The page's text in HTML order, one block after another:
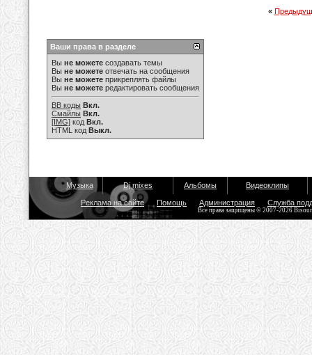
«
Ваши права в разделе
Вы не можете создавать темы
Вы не можете отвечать на сообщения
Вы не можете прикреплять файлы
Вы не можете редактировать сообщения
BB коды Вкл.
Смайлы Вкл.
[IMG] код Вкл.
HTML код Выкл.
Музыка Dj mixes Альбомы Видеоклипы
Реклама на сайте Помощь Администрация Служба
Все права защищены © 2007-2026